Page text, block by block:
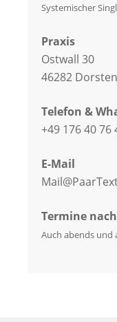
Systemischer
Praxis
Ostwall 30
46282 Dorsten
Telefon &
+49 176 40 76
E-Mail
Termine
Auch abends und